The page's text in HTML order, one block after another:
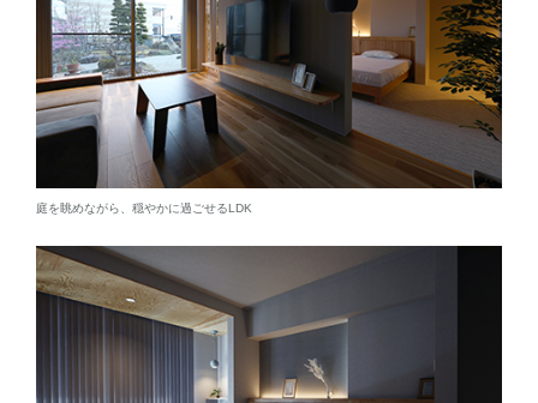
庭を眺めながら、穏やかに過ごせるLDK